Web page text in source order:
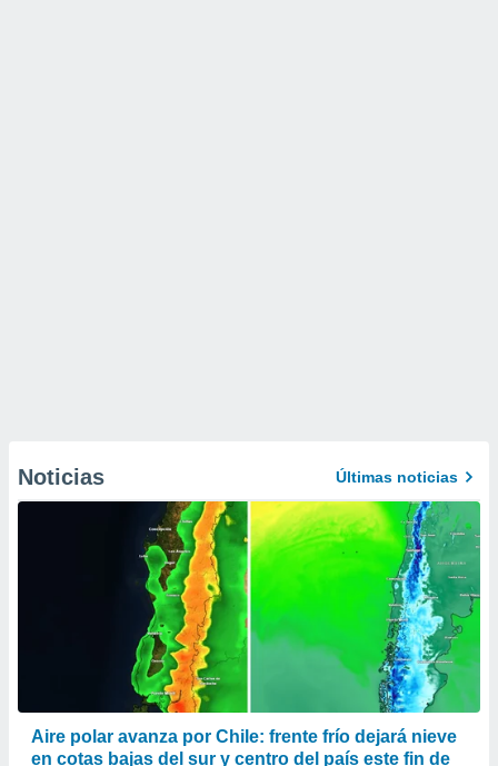
Noticias Últimas noticias
Aire polar avanza por Chile: frente frío dejará nieve
en cotas bajas del sur y centro del país este fin de